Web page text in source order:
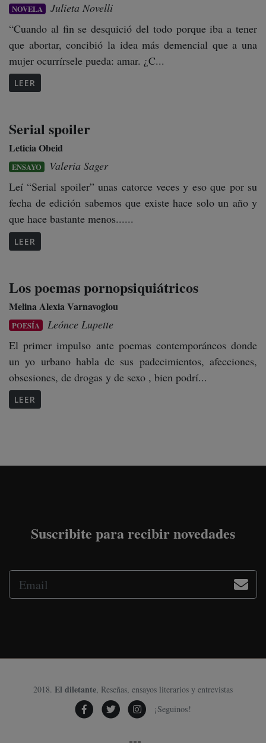
NOVELA
Julieta Novelli
“Cuando al fin se desquició del todo porque iba a tener
que abortar, concibió la idea más demencial que a una
mujer ocurrírsele pueda: amar. ¿C...
LEER
Serial spoiler
Leticia Obeid
ENSAYO
Valeria Sager
Leí “Serial spoiler” unas catorce veces y eso que por su
fecha de edición sabemos que existe hace solo un año y
que hace bastante menos......
LEER
Los poemas pornopsiquiátricos
Melina Alexia Varnavoglou
POESÍA
Leónce Lupette
El primer impulso ante poemas contemporáneos donde
un yo urbano habla de sus padecimientos, afecciones,
obsesiones, de drogas y de sexo , bien podrí...
LEER
Suscribite para recibir novedades
2018. El diletante, Reseñas, ensayos literarios y entrevistas
¡Seguinos!